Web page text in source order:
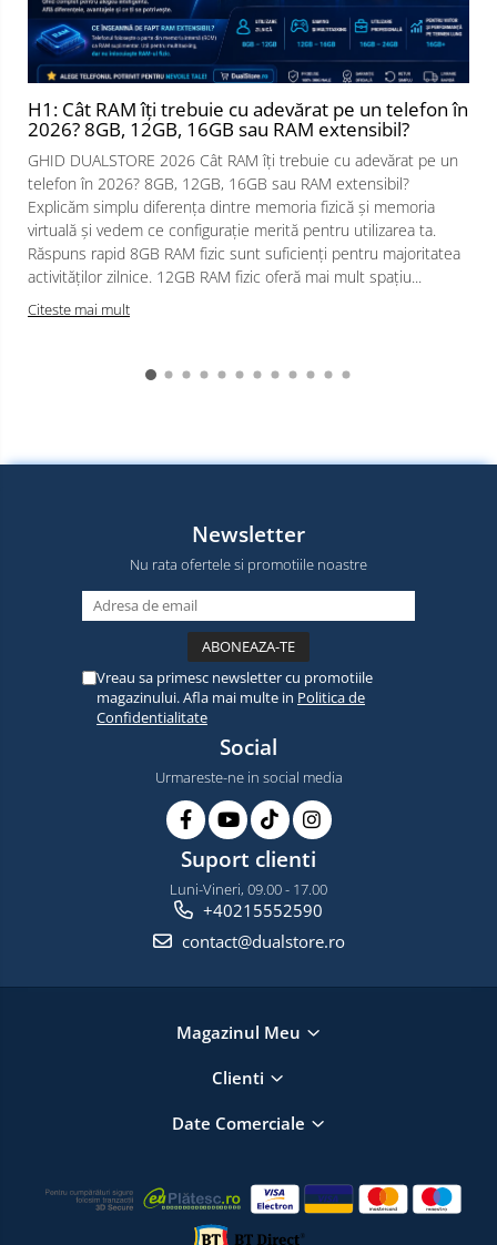
H1: Cât RAM îți trebuie cu adevărat pe un telefon în
2026? 8GB, 12GB, 16GB sau RAM extensibil?
GHID DUALSTORE 2026 Cât RAM îți trebuie cu adevărat pe un
telefon în 2026? 8GB, 12GB, 16GB sau RAM extensibil?
Explicăm simplu diferența dintre memoria fizică și memoria
virtuală și vedem ce configurație merită pentru utilizarea ta.
Răspuns rapid 8GB RAM fizic sunt suficienți pentru majoritatea
activităților zilnice. 12GB RAM fizic oferă mai mult spațiu...
Citeste mai mult
Newsletter
Nu rata ofertele si promotiile noastre
Vreau sa primesc newsletter cu promotiile
magazinului. Afla mai multe in Politica de
Confidentialitate
Social
Urmareste-ne in social media
Suport clienti
Luni-Vineri, 09.00 - 17.00
+40215552590
contact@dualstore.ro
Magazinul Meu
Clienti
Date Comerciale